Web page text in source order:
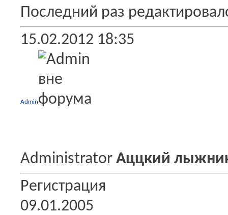
Последний раз
15.02.2012 18:35
Admin
Administrator Аццкий
Регистрация
09.01.2005